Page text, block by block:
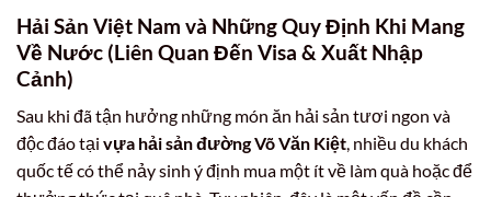
Hải Sản Việt Nam và Những Quy Định Khi Mang
Về Nước (Liên Quan Đến Visa & Xuất Nhập
Cảnh)
Sau khi đã tận hưởng những món ăn hải sản tươi ngon và
độc đáo tại vựa hải sản đường Võ Văn Kiệt, nhiều du khách
quốc tế có thể nảy sinh ý định mua một ít về làm quà hoặc để